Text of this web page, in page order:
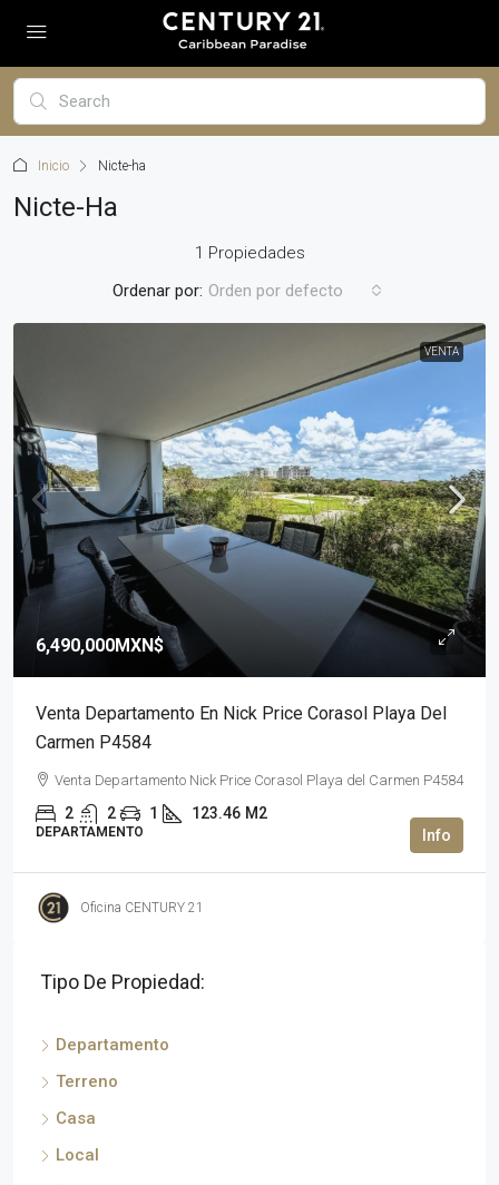
Inicio Nicte-ha
Nicte-Ha
1 Propiedades
Ordenar por: Orden por defecto
VENTA
6,490,000MXN$
Venta Departamento En Nick Price Corasol Playa Del
Carmen P4584
Venta Departamento Nick Price Corasol Playa del Carmen P4584
2 2 1 123.46 M2
DEPARTAMENTO
Oficina CENTURY 21
Tipo De Propiedad:
Departamento
Terreno
Casa
Local